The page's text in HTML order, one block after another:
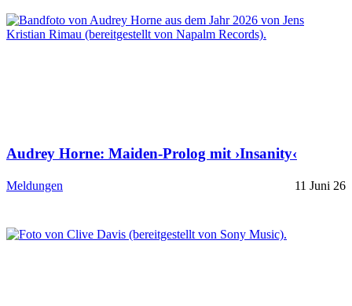
Audrey Horne: Maiden-Prolog mit ›Insanity‹
Meldungen 11 Juni 26